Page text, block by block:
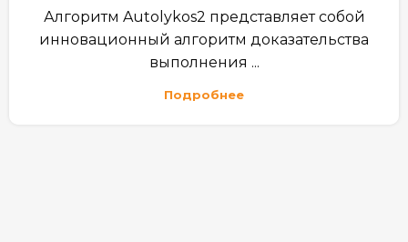
Алгоритм Autolykos2 представляет собой
инновационный алгоритм доказательства
выполнения ...
Подробнее